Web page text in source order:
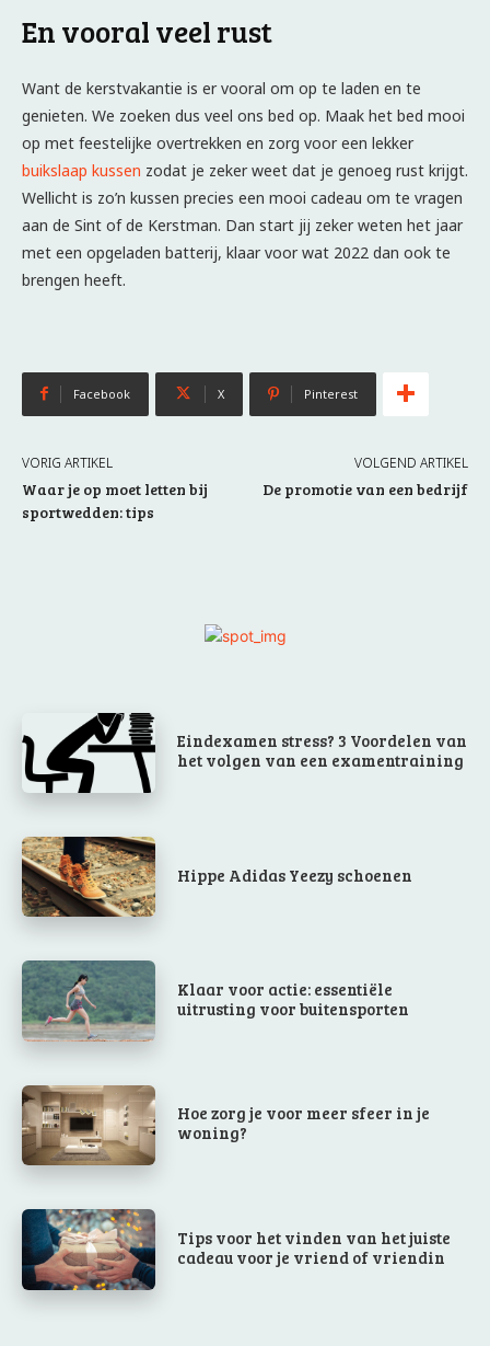
En vooral veel rust
Want de kerstvakantie is er vooral om op te laden en te
genieten. We zoeken dus veel ons bed op. Maak het bed mooi
op met feestelijke overtrekken en zorg voor een lekker
buikslaap kussen zodat je zeker weet dat je genoeg rust krijgt.
Wellicht is zo’n kussen precies een mooi cadeau om te vragen
aan de Sint of de Kerstman. Dan start jij zeker weten het jaar
met een opgeladen batterij, klaar voor wat 2022 dan ook te
brengen heeft.
Facebook X Pinterest
VORIG ARTIKEL
Waar je op moet letten bij
sportwedden: tips
VOLGEND ARTIKEL
De promotie van een bedrijf
Eindexamen stress? 3 Voordelen van
het volgen van een examentraining
Hippe Adidas Yeezy schoenen
Klaar voor actie: essentiële
uitrusting voor buitensporten
Hoe zorg je voor meer sfeer in je
woning?
Tips voor het vinden van het juiste
cadeau voor je vriend of vriendin